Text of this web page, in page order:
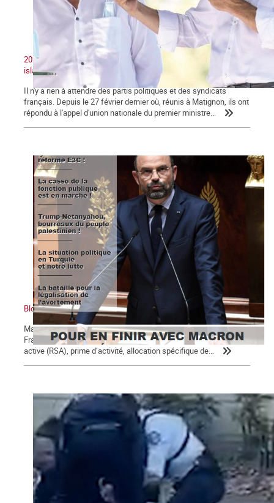
2020 : Unité nationale, patriotisme et lutte contre le séparatisme
islamiste
Il n'y a rien à attendre des partis politiques et des syndicats
français. Depuis le 27 février dernier où, réunis à Matignon, ils ont
répondu à l'appel d'union nationale du premier ministre...
Bloc notes, La Commune n° 123
Macron, président des 5 % des ménages les plus riches Un
Français sur 10 perçoit des minima sociaux : revenu de solidarité
active (RSA), prime d’activité, allocation spécifique de...